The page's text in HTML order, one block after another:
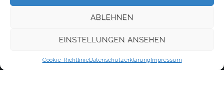
ABLEHNEN
EINSTELLUNGEN ANSEHEN
Cookie-RichtlinieDatenschutzerklärungImpressum
Kommentar-Feed